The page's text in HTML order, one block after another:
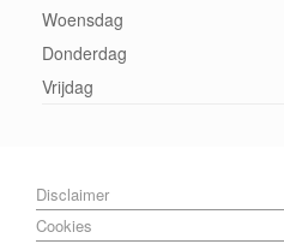
Woensdag
Donderdag
Vrijdag
Disclaimer
Cookies